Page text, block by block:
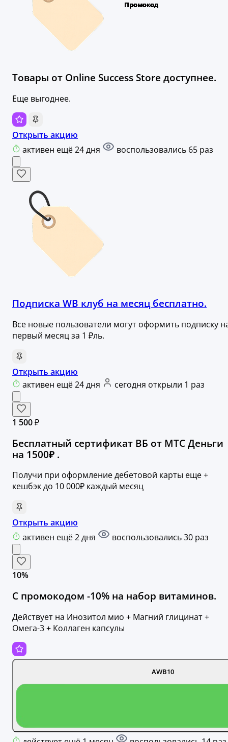
Товары от Оnline Success Store доступнее.
Еще выгоднее.
Открыть акцию
активен ещё 24 дня
воспользовались 65 раз
Подписка WB клуб на месяц бесплатно.
Все новые пользователи могут оформить подписку
первый месяц за 1 ₽ль.
Открыть акцию
активен ещё 24 дня
сегодня открыли 1 раз
1 500 ₽
Бесплатный сертификат ВБ от МТС Деньги
на 1500₽ .
Получи при оформление дебетовой карты еще +
кешбэк до 10 000₽ каждый месяц
Открыть акцию
активен ещё 2 дня
воспользовались 30 раз
10%
С промокодом -10% на набор витаминов.
Действует на Инозитол мио + Магний глицинат +
Омега-3 + Коллаген капсулы
AWB10